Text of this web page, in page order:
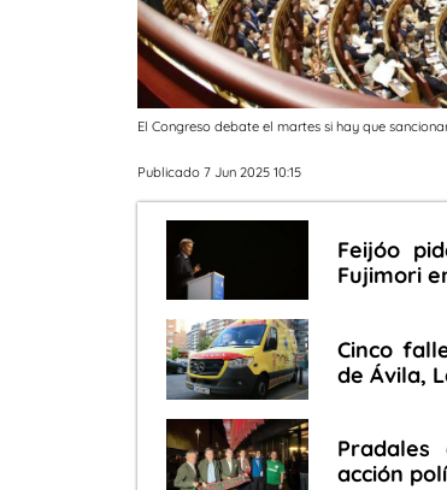
El Congreso debate el martes si hay que
Publicado 7 Jun 2025 10:15
Feijóo
Fujimori
Cinco
de Ávila,
acción